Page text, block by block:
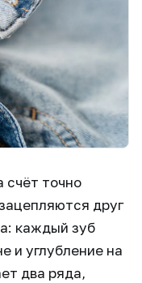
счёт точно
друг
каждый зуб
и углубление на
два ряда,